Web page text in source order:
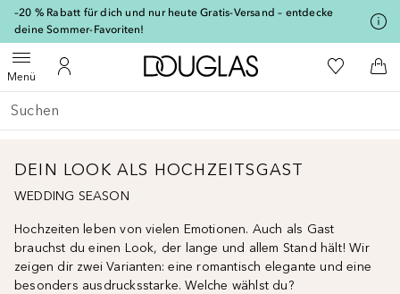
–20 % Rabatt für dich und nur heute Gratis-Versand – entdecke
deine Sommer-Favoriten!
MenüMenü öffnenZu Meinem Kundenkonto
Zur Douglas Startseite
Zu Meiner
Gehe zurück
Suche ausführen
DEIN LOOK ALS HOCHZEITSGAST
WEDDING SEASON
Hochzeiten leben von vielen Emotionen. Auch als Gast
brauchst du einen Look, der lange und allem Stand hält! Wir
zeigen dir zwei Varianten: eine romantisch elegante und eine
besonders ausdrucksstarke. Welche wählst du?
[navigation.slideout.screenreader]